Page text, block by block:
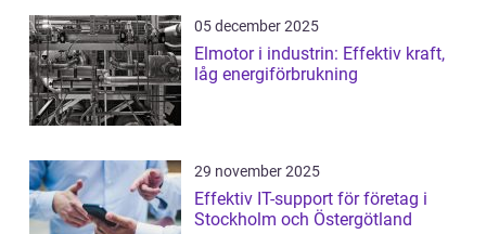
05 december 2025
Elmotor i industrin: Effektiv kraft,
låg energiförbrukning
29 november 2025
Effektiv IT-support för företag i
Stockholm och Östergötland